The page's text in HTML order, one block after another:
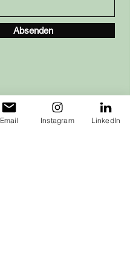
Absenden
Email Instagram LinkedIn